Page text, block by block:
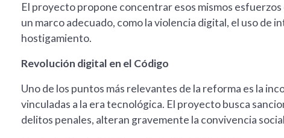
El proyecto propone concentrar esos mismos
un marco adecuado, como la violencia digital, el uso de
hostigamiento.
Revolución digital en el Código
Uno de los puntos más relevantes de la reforma es la
vinculadas a la era tecnológica. El proyecto busca
delitos penales, alteran gravemente la convivencia